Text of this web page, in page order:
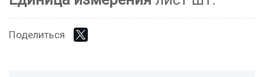
Поделиться